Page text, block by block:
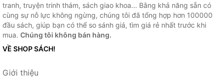
tranh, truyện trinh thám, sách giao khoa... Bằng khả năng sẵn có
cùng sự nỗ lực không ngừng, chúng tôi đã tổng hợp hơn 100000
đầu sách, giúp bạn có thể so sánh giá, tìm giá rẻ nhất trước khi
mua. Chúng tôi không bán hàng.
VỀ SHOP SÁCH!
Giới thiệu